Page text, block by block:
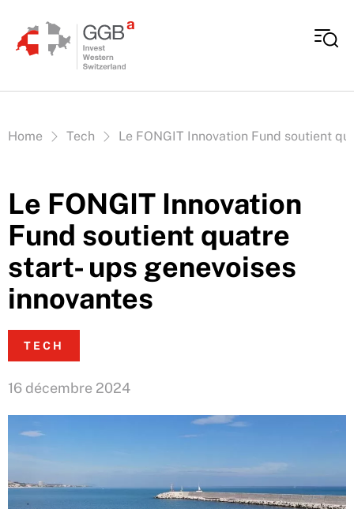
Vous êtes ici:
Home Tech Le FONGIT Innovation Fund soutient
Le FONGIT Innovation
Fund soutient quatre
start- ups genevoises
innovantes
TECH
16 décembre 2024